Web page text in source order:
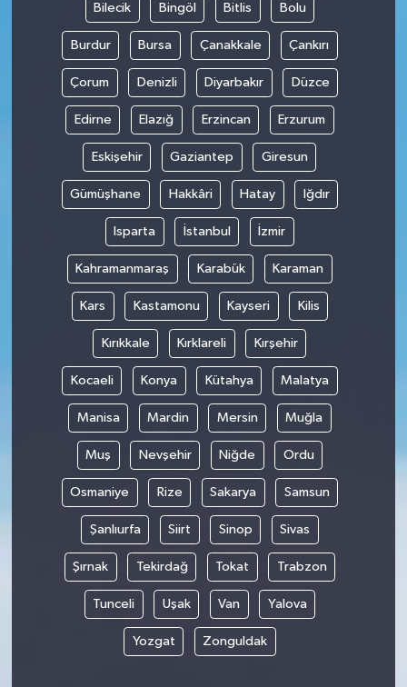
Bilecik Bingöl Bitlis Bolu
Burdur Bursa Çanakkale Çankırı
Çorum Denizli Diyarbakır Düzce
Edirne Elazığ Erzincan Erzurum
Eskişehir Gaziantep Giresun
Gümüşhane Hakkâri Hatay Iğdır
Isparta İstanbul İzmir
Kahramanmaraş Karabük Karaman
Kars Kastamonu Kayseri Kilis
Kırıkkale Kırklareli Kırşehir
Kocaeli Konya Kütahya Malatya
Manisa Mardin Mersin Muğla
Muş Nevşehir Niğde Ordu
Osmaniye Rize Sakarya Samsun
Şanlıurfa Siirt Sinop Sivas
Şırnak Tekirdağ Tokat Trabzon
Tunceli Uşak Van Yalova
Yozgat Zonguldak